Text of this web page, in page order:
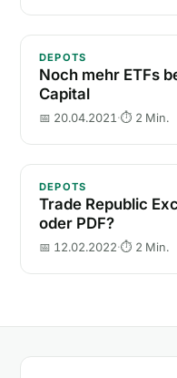
Noch mehr ETFs
DEPOTS
Noch mehr ETFs
Capital
📅 20.04.2021·⏱ 2 Min.
Trade Republic Excel
DEPOTS
Trade Republic
oder PDF?
📅 12.02.2022·⏱ 2 Min.